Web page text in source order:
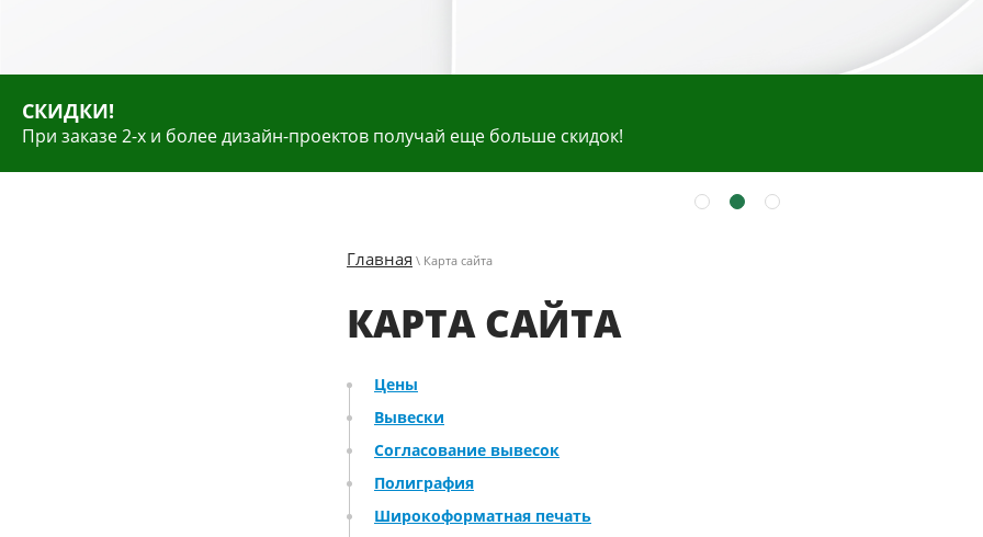
СКИДКИ!
При заказе 2-х и более дизайн-проектов получай еще больше скидок!
Главная \ Карта сайта
КАРТА САЙТА
Цены
Вывески
Согласование вывесок
Полиграфия
Широкоформатная печать